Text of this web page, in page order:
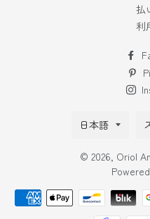
払
利
言
日本語
域
© 2026, Oriol